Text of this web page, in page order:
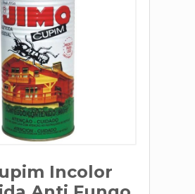
Incolor